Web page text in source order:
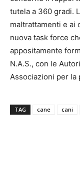
tutela a 360 gradi.
maltrattamenti e ai
nuova task force
appositamente
N.A.S., con le
Associazioni per la
TAG cane cani